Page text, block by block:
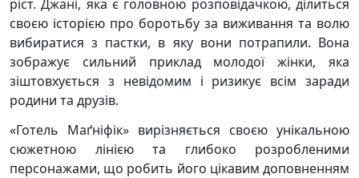
ріст. Джані, яка є головною розповідачкою, ділиться
своєю історією про боротьбу за виживання та волю
вибиратися з пастки, в яку вони потрапили. Вона
зображує сильний приклад молодої жінки, яка
зіштовхується з невідомим і ризикує всім заради
родини та друзів.
«Готель Маґніфік» вирізняється своєю унікальною
сюжетною лінією та глибоко розробленими
персонажами, що робить його цікавим доповненням